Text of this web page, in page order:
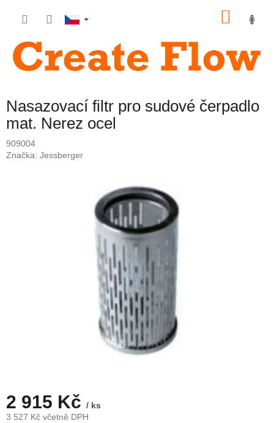
Nasazovací filtr pro sudové čerpadlo
mat. Nerez ocel
909004
Značka: Jessberger
2 915 Kč / ks
3 527 Kč včetně DPH